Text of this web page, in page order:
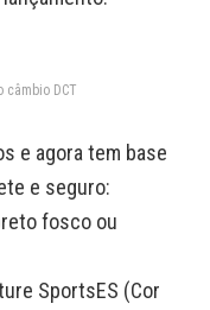
DCT
e agora tem base
e seguro:
o fosco ou
SportsES (Cor